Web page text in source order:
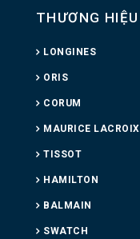
THƯƠNG HIỆU
LONGINES
ORIS
CORUM
MAURICE LACROIX
TISSOT
HAMILTON
BALMAIN
SWATCH